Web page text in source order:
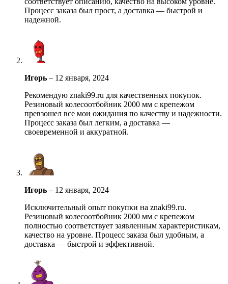
Процесс заказа был прост, а доставка — быстрой и
надежной.
Игорь – 12 января, 2024
Рекомендую znaki99.ru для качественных покупок.
Резиновый колесоотбойник 2000 мм с крепежом
превзошел все мои ожидания по качеству и надежности.
Процесс заказа был легким, а доставка —
своевременной и аккуратной.
Игорь – 12 января, 2024
Исключительный опыт покупки на znaki99.ru.
Резиновый колесоотбойник 2000 мм с крепежом
полностью соответствует заявленным характеристикам,
качество на уровне. Процесс заказа был удобным, а
доставка — быстрой и эффективной.